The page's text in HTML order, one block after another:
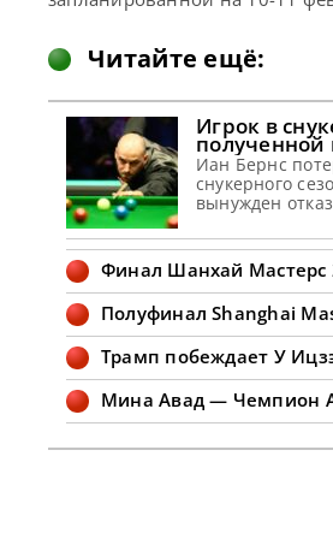
Читайте ещё:
Игрок в
полученной
Иан Бернс
снукерного
вынужден
Финал Шанхай Мастерс
Полуфинал Shanghai
Трамп побеждает У
Мина Авад — Чемпион